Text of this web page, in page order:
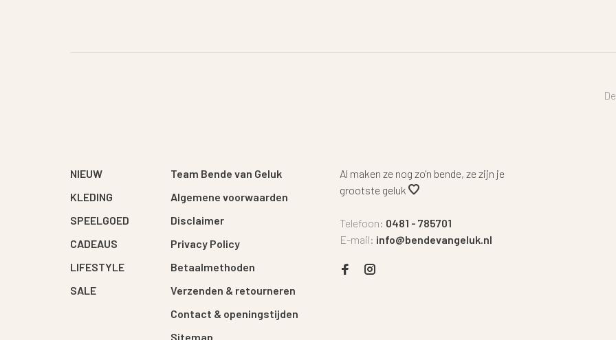
NIEUW
KLEDING
SPEELGOED
CADEAUS
LIFESTYLE
SALE
Team Bende van Geluk
Algemene voorwaarden
Disclaimer
Privacy Policy
Betaalmethoden
Verzenden & retourneren
Contact & openingstijden
Sitemap
Al maken ze nog zo'n bende, ze zijn je
grootste geluk
Telefoon: 0481 - 785701
E-mail: info@bendevangeluk.nl